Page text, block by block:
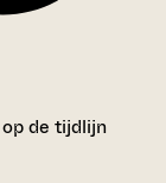
de tijdlijn